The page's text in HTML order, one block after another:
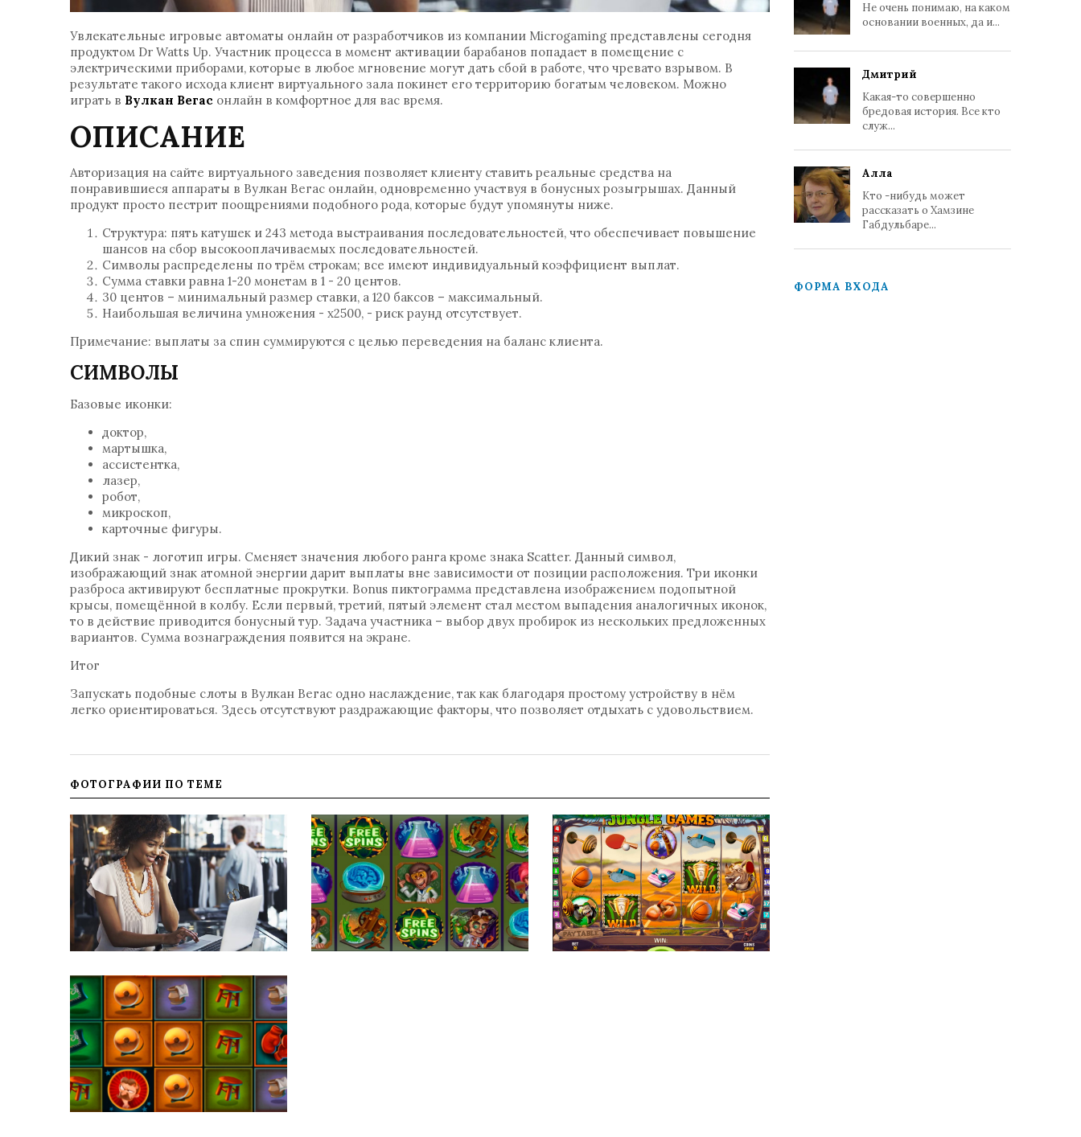
Увлекательные игровые автоматы онлайн от разработчиков из компании Microgaming представлены сегодня
продуктом Dr Watts Up. Участник процесса в момент активации барабанов попадает в помещение с
электрическими приборами, которые в любое мгновение могут дать сбой в работе, что чревато взрывом. В
результате такого исхода клиент виртуального зала покинет его территорию богатым человеком. Можно
играть в Вулкан Вегас онлайн в комфортное для вас время.
ОПИСАНИЕ
Авторизация на сайте виртуального заведения позволяет клиенту ставить реальные средства на
понравившиеся аппараты в Вулкан Вегас онлайн, одновременно участвуя в бонусных розыгрышах. Данный
продукт просто пестрит поощрениями подобного рода, которые будут упомянуты ниже.
Структура: пять катушек и 243 метода выстраивания последовательностей, что обеспечивает повышение
шансов на сбор высокооплачиваемых последовательностей.
Символы распределены по трём строкам; все имеют индивидуальный коэффициент выплат.
Сумма ставки равна 1-20 монетам в 1 - 20 центов.
30 центов – минимальный размер ставки, а 120 баксов – максимальный.
Наибольшая величина умножения - х2500, - риск раунд отсутствует.
Примечание: выплаты за спин суммируются с целью переведения на баланс клиента.
СИМВОЛЫ
Базовые иконки:
доктор,
мартышка,
ассистентка,
лазер,
робот,
микроскоп,
карточные фигуры.
Дикий знак - логотип игры. Сменяет значения любого ранга кроме знака Scatter. Данный символ,
изображающий знак атомной энергии дарит выплаты вне зависимости от позиции расположения. Три иконки
разброса активируют бесплатные прокрутки. Bonus пиктограмма представлена изображением подопытной
крысы, помещённой в колбу. Если первый, третий, пятый элемент стал местом выпадения аналогичных иконок,
то в действие приводится бонусный тур. Задача участника – выбор двух пробирок из нескольких предложенных
вариантов. Сумма вознаграждения появится на экране.
Итог
Запускать подобные слоты в Вулкан Вегас одно наслаждение, так как благодаря простому устройству в нём
легко ориентироваться. Здесь отсутствуют раздражающие факторы, что позволяет отдыхать с удовольствием.
ФОТОГРАФИИ ПО ТЕМЕ
Не очень понимаю, на каком
основании военных, да и...
Дмитрий
Какая-то совершенно
бредовая история. Все кто
служ...
Алла
Кто -нибудь может
рассказать о Хамзине
Габдульбаре...
ФОРМА ВХОДА